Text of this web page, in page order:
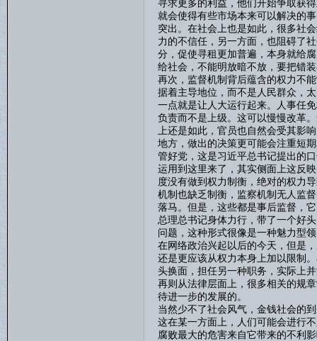
寻求更多的利益，他们开始争取获
就会使得有些市场本来可以解决的
突出。在社会上也是如此，很多社
力的不信任，另一方面，也阻碍了
分，促使寻租更加普遍，本身就给
给社会，不能明放暗不放，要把错
再次，监督机制背后蕴含的权力不
据着主导地位，而不是人民群众，
一点就是让人大运行起来。人事任
负责而不是上级。这可以慢慢改革
上还是如此，官员也自然会受其影
地方，做出的决策更可能会注重短
管好党，这是习近平总书记提出的
运用到这里来了，其实侧面上这反
度没有做到权力制衡，绝对的权力
机制也缺乏制衡，监察机制无人监
落马。但是，这些都是事后监督，
总理总书记身体力行，带了一个好
问题，这种形式很像是一种魅力型
在网络政治兴起以后的今天，但是
还是更应该从权力本身上加以限制
头换面，担任另一种职务，实际上
再则从法律层面上，很多相关的规
待进一步的发展的。
当然少不了社会风气，金钱社会的
这在某一方面上，人们可能会进行
腐败最大的危害来自它带来的不利